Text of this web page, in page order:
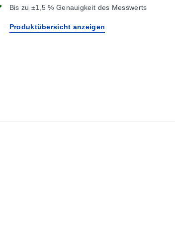
Bis zu ±1,5 % Genauigkeit des Messwerts
Produktübersicht anzeigen